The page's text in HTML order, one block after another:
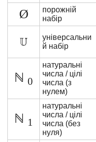
Ø
порожній
набір
універсальни
й набір
ℕ 0
натуральні
числа / цілі
числа (з
нулем)
ℕ 1
натуральні
числа / цілі
числа (без
нуля)